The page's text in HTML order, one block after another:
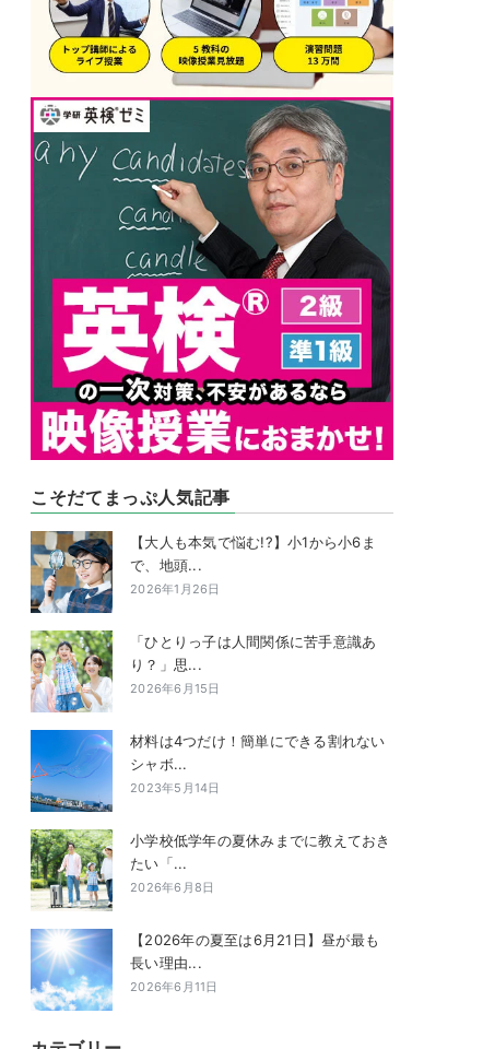
こそだてまっぷ人気記事
【大人も本気で悩む!?】小1から小6ま
で、地頭...
2026年1月26日
「ひとりっ子は人間関係に苦手意識あ
り？」思...
2026年6月15日
材料は4つだけ！簡単にできる割れない
シャボ...
2023年5月14日
小学校低学年の夏休みまでに教えておき
たい「...
2026年6月8日
【2026年の夏至は6月21日】昼が最も
長い理由...
2026年6月11日